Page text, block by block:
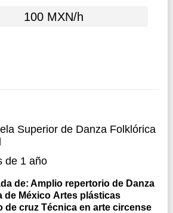
100 MXN/h
Superior de Danza Folklórica
de 1 año
de: Amplio repertorio de Danza
de cruz Técnica en arte circense